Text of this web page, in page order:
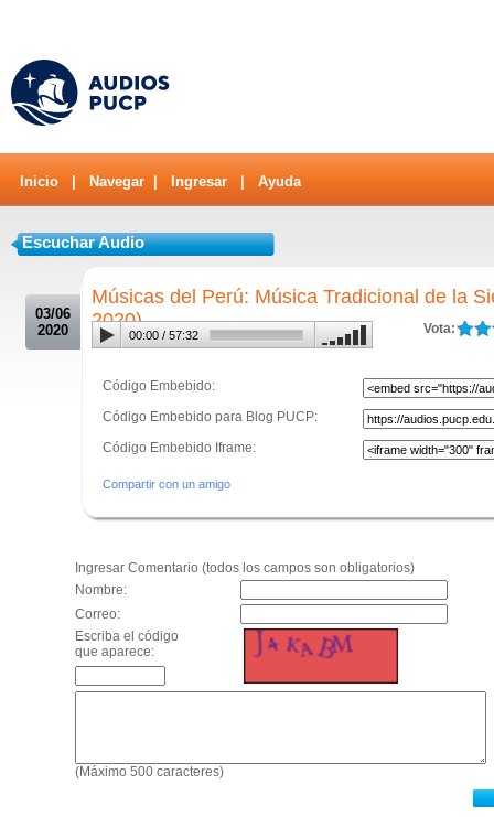
Inicio Navegar Ingresar Ayuda
Escuchar Audio
03/06
2020
Músicas del Perú: Música Tradicional de la
2020)
Vota:
00:00 / 57:32
Código Embebido:
Código Embebido para Blog PUCP:
Código Embebido Iframe:
Compartir con un amigo
Ingresar Comentario (todos los campos son obligatorios)
Nombre:
Correo:
Escriba el código
que aparece:
(Máximo 500 caracteres)